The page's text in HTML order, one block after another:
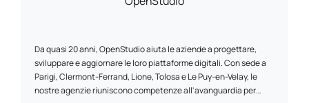
Da quasi 20 anni, OpenStudio aiuta le aziende a progettare,
sviluppare e aggiornare le loro piattaforme digitali. Con sede a
Parigi, Clermont-Ferrand, Lione, Tolosa e Le Puy-en-Velay, le
nostre agenzie riuniscono competenze all'avanguardia per